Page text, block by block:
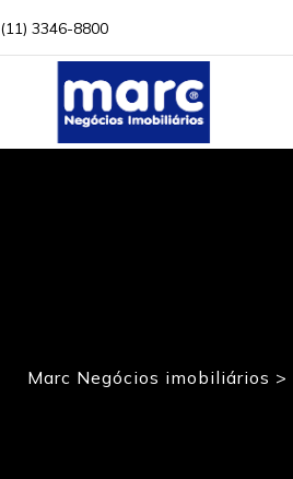
(11) 3346-8800
Marc Negócios imobiliários >